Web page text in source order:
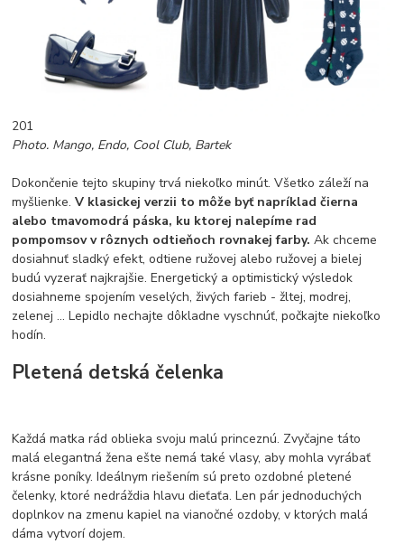
201
Photo. Mango, Endo, Cool Club, Bartek
Dokončenie tejto skupiny trvá niekoľko minút. Všetko záleží na
myšlienke.V klasickej verzii to môže byť napríklad čierna
alebo tmavomodrá páska, ku ktorej nalepíme rad
pompomsov v rôznych odtieňoch rovnakej farby.Ak chceme
dosiahnuť sladký efekt, odtiene ružovej alebo ružovej a bielej
budú vyzerať najkrajšie. Energetický a optimistický výsledok
dosiahneme spojením veselých, živých farieb - žltej, modrej,
zelenej ... Lepidlo nechajte dôkladne vyschnúť, počkajte niekoľko
hodín.
Pletená detská čelenka
Každá matka rád oblieka svoju malú princeznú. Zvyčajne táto
malá elegantná žena ešte nemá také vlasy, aby mohla vyrábať
krásne poníky. Ideálnym riešením sú preto ozdobné pletené
čelenky, ktoré nedráždia hlavu dieťaťa. Len pár jednoduchých
doplnkov na zmenu kapiel na vianočné ozdoby, v ktorých malá
dáma vytvorí dojem.